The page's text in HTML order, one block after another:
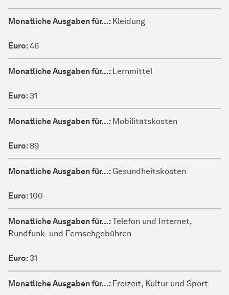
Monatliche Ausgaben für...: Kleidung
Euro:46
Monatliche Ausgaben für...: Lernmittel
Euro: 31
Monatliche Ausgaben für...: Mobilitätskosten
Euro: 89
Monatliche Ausgaben für...: Gesundheitskosten
Euro:100
Monatliche Ausgaben für...:Telefon und Internet,
Rundfunk- und Fernsehgebühren
Euro: 31
Monatliche Ausgaben für...: Freizeit, Kultur und Sport